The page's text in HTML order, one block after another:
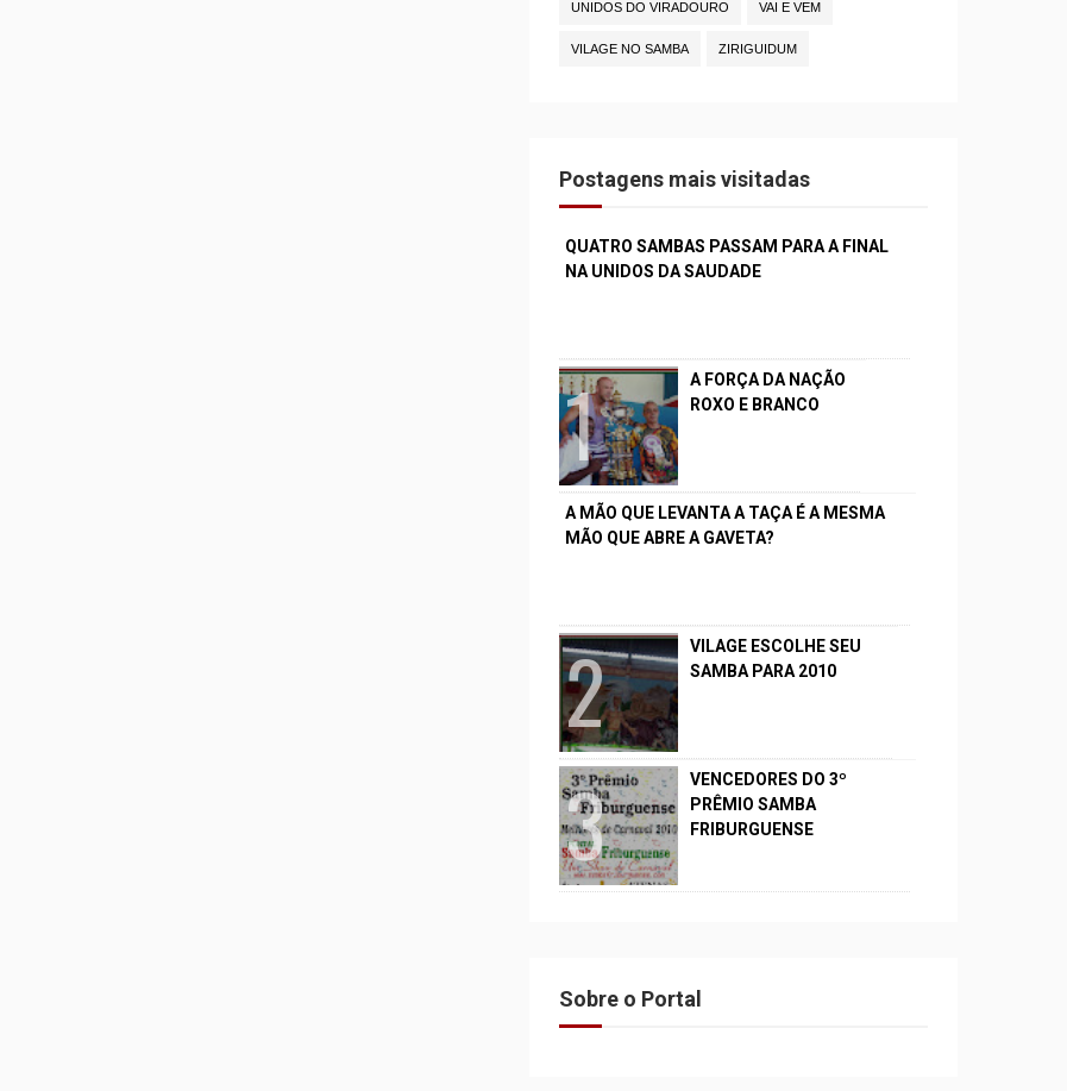
UNIDOS DO VIRADOURO VAI E VEM
VILAGE NO SAMBA ZIRIGUIDUM
Postagens mais visitadas
QUATRO SAMBAS PASSAM PARA A FINAL
NA UNIDOS DA SAUDADE
A FORÇA DA NAÇÃO
ROXO E BRANCO
A MÃO QUE LEVANTA A TAÇA É A MESMA
MÃO QUE ABRE A GAVETA?
VILAGE ESCOLHE SEU
SAMBA PARA 2010
VENCEDORES DO 3º
PRÊMIO SAMBA
FRIBURGUENSE
Sobre o Portal